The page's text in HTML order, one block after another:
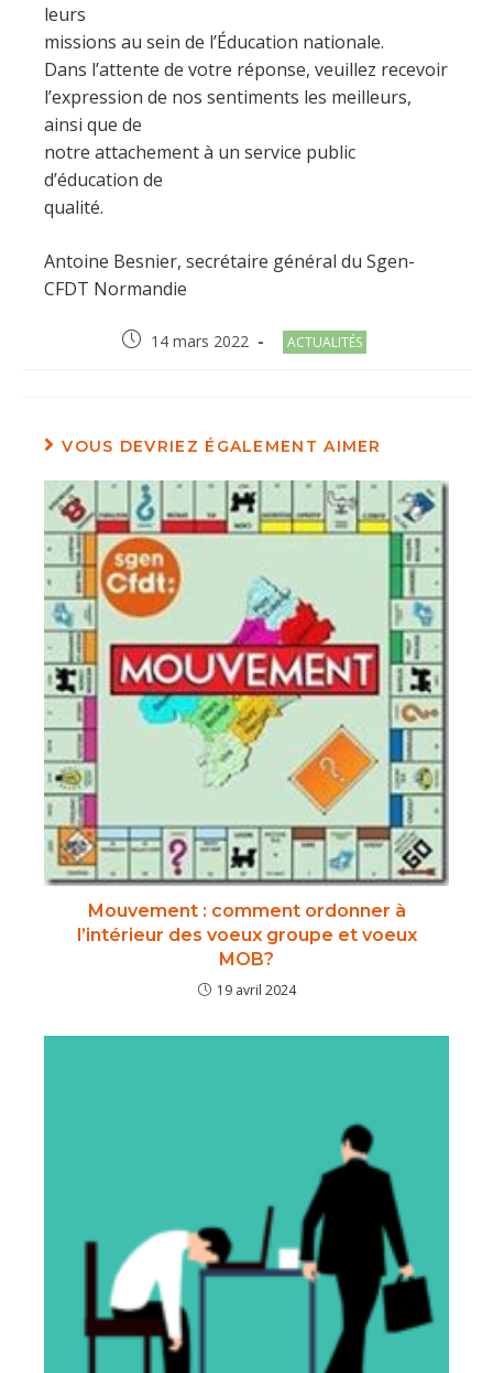
leurs
missions au sein de l’Éducation nationale.
Dans l’attente de votre réponse, veuillez recevoir
l’expression de nos sentiments les meilleurs,
ainsi que de
notre attachement à un service public
d’éducation de
qualité.
Antoine Besnier, secrétaire général du Sgen-
CFDT Normandie
Post14 mars 2022
Post
ACTUALITÉS
VOUS DEVRIEZ ÉGALEMENT AIMER
Mouvement : comment ordonner à
l’intérieur des voeux groupe et voeux
MOB?
19 avril 2024